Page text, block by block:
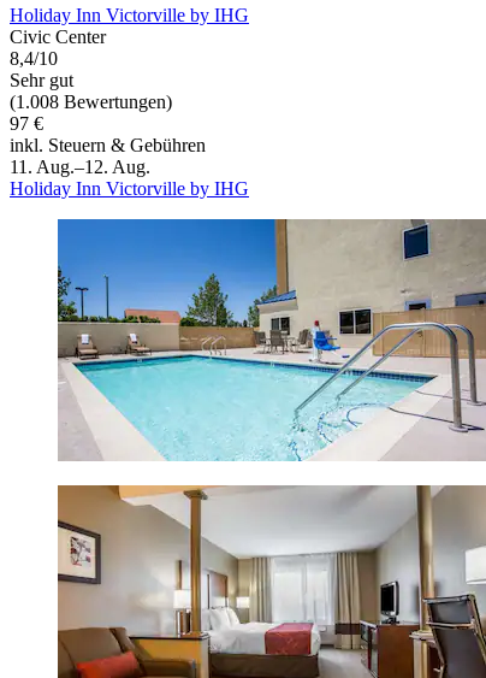
Holiday Inn Victorville by IHG
Civic Center
8,4/10
Sehr gut
(1.008 Bewertungen)
97 €
inkl. Steuern & Gebühren
11. Aug.–12. Aug.
Holiday Inn Victorville by IHG